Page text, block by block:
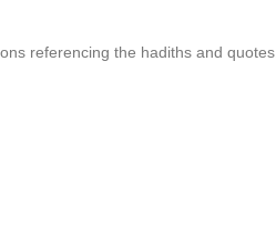
referencing the hadiths and quotes.